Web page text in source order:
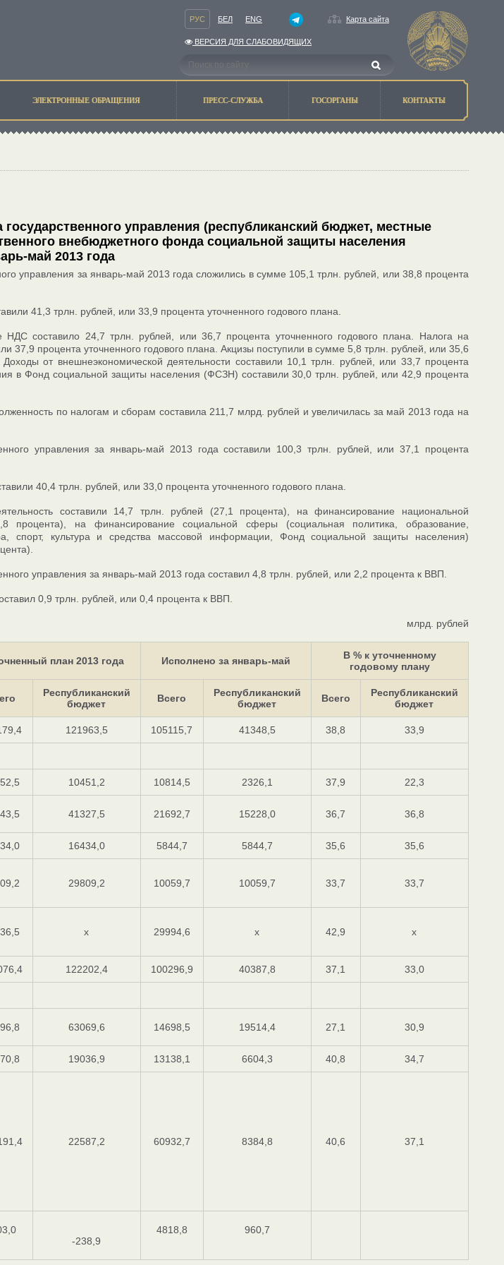
РУС БЕЛ ENG Карта сайта
ВЕРСИЯ ДЛЯ СЛАБОВИДЯЩИХ
ЭЛЕКТРОННЫЕ ОБРАЩЕНИЯ ПРЕСС-СЛУЖБА ГОСОРГАНЫ КОНТАКТЫ
управления (республиканский бюджет, местные
внебюджетного фонда социальной защиты населения
май 2013 года
управления за январь-май 2013 года сложились в сумме 105,1 трлн. рублей, или 38,8 процента
41,3 трлн. рублей, или 33,9 процента уточненного годового плана.
составило 24,7 трлн. рублей, или 36,7 процента уточненного годового плана. Налога на
37,9 процента уточненного годового плана. Акцизы поступили в сумме 5,8 трлн. рублей, или 35,6
Доходы от внешнеэкономической деятельности составили 10,1 трлн. рублей, или 33,7 процента
в Фонд социальной защиты населения (ФСЗН) составили 30,0 трлн. рублей, или 42,9 процента
по налогам и сборам составила 211,7 млрд. рублей и увеличилась за май 2013 года на
управления за январь-май 2013 года составили 100,3 трлн. рублей, или 37,1 процента
40,4 трлн. рублей, или 33,0 процента уточненного годового плана.
составили 14,7 трлн. рублей (27,1 процента), на финансирование национальной
на финансирование социальной сферы (социальная политика, образование,
спорт, культура и средства массовой информации, Фонд социальной защиты населения)
управления за январь-май 2013 года составил 4,8 трлн. рублей, или 2,2 процента к ВВП.
0,9 трлн. рублей, или 0,4 процента к ВВП.
млрд. рублей
план 2013 года Исполнено за январь-май
В % к уточненному
годовому плану
Республиканский
бюджет
Всего
Республиканский
бюджет
Всего
Республиканский
бюджет
121963,5 105115,7 41348,5 38,8 33,9
10451,2 10814,5 2326,1 37,9 22,3
41327,5 21692,7 15228,0 36,7 36,8
16434,0 5844,7 5844,7 35,6 35,6
29809,2 10059,7 10059,7 33,7 33,7
x 29994,6 x 42,9 x
122202,4 100296,9 40387,8 37,1 33,0
63069,6 14698,5 19514,4 27,1 30,9
19036,9 13138,1 6604,3 40,8 34,7
22587,2 60932,7 8384,8 40,6 37,1
-238,9
4818,8 960,7